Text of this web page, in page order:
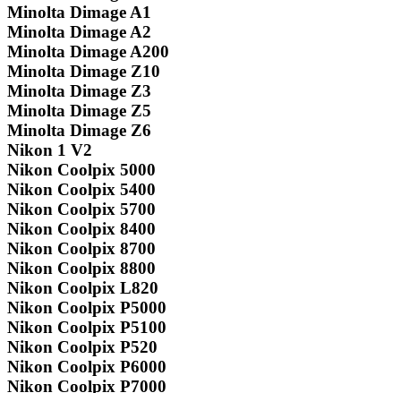
Minolta Dimage A1
Minolta Dimage A2
Minolta Dimage A200
Minolta Dimage Z10
Minolta Dimage Z3
Minolta Dimage Z5
Minolta Dimage Z6
Nikon 1 V2
Nikon Coolpix 5000
Nikon Coolpix 5400
Nikon Coolpix 5700
Nikon Coolpix 8400
Nikon Coolpix 8700
Nikon Coolpix 8800
Nikon Coolpix L820
Nikon Coolpix P5000
Nikon Coolpix P5100
Nikon Coolpix P520
Nikon Coolpix P6000
Nikon Coolpix P7000